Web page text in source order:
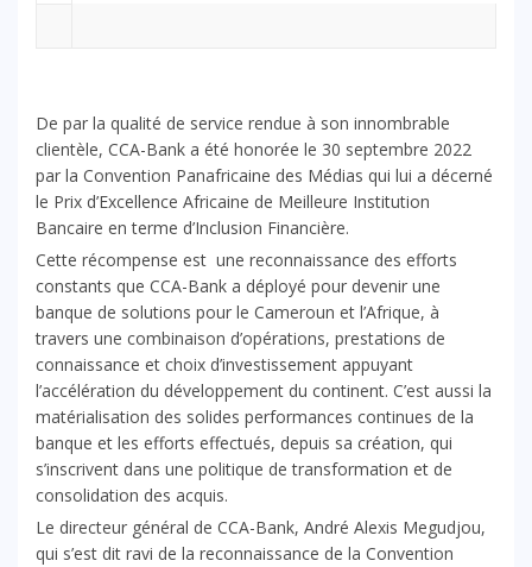
De par la qualité de service rendue à son innombrable
clientèle, CCA-Bank a été honorée le 30 septembre 2022
par la Convention Panafricaine des Médias qui lui a décerné
le Prix d’Excellence Africaine de Meilleure Institution
Bancaire en terme d’Inclusion Financière.
Cette récompense est une reconnaissance des efforts
constants que CCA-Bank a déployé pour devenir une
banque de solutions pour le Cameroun et l’Afrique, à
travers une combinaison d’opérations, prestations de
connaissance et choix d’investissement appuyant
l’accélération du développement du continent. C’est aussi la
matérialisation des solides performances continues de la
banque et les efforts effectués, depuis sa création, qui
s’inscrivent dans une politique de transformation et de
consolidation des acquis.
Le directeur général de CCA-Bank, André Alexis Megudjou,
qui s’est dit ravi de la reconnaissance de la Convention